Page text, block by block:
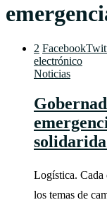
2 Facebook
electrónico
Noticias
Logística. Cada
los temas de